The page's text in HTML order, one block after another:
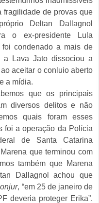
fragilidade de provas que
Deltan Dallagnol
o ex-presidente Lula
condenado a mais de
a Lava Jato dissociou a
aceitar o conluio aberto
a mídia.
que os principais
diversos delitos e não
quais foram esses
foi a operação da Polícia
de Santa Catarina
que terminou com
também que Marena
Dallagnol achou que
, “em 25 de janeiro de
deveria proteger Erika”.